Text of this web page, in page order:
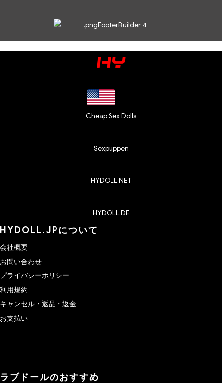
Cheap Sex Dolls
Sexpuppen
HYDOLL.NET
HYDOLL.DE
HYDOLL.JPについて
会社概要
お問い合わせ
プライバシーポリシー
利用規約
キャンセル・返品・返金
お支払い
ラブドールのおすすめ